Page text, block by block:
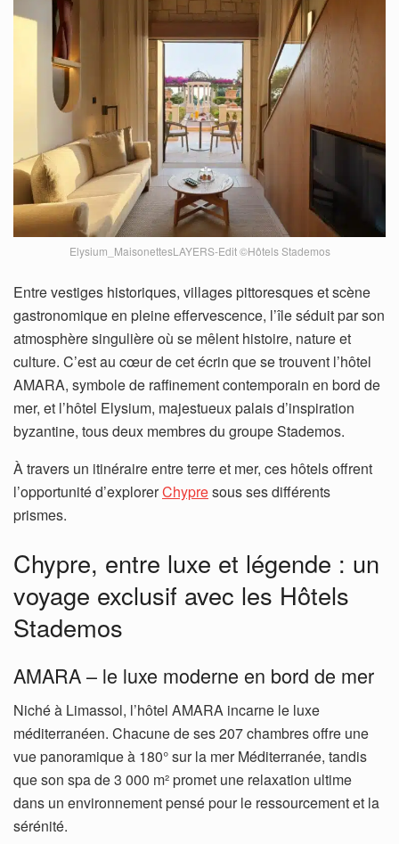
Elysium_MaisonettesLAYERS-Edit ©Hôtels Stademos
Entre vestiges historiques, villages pittoresques et scène
gastronomique en pleine effervescence, l’île séduit par son
atmosphère singulière où se mêlent histoire, nature et
culture. C’est au cœur de cet écrin que se trouvent l’hôtel
AMARA, symbole de raffinement contemporain en bord de
mer, et l’hôtel Elysium, majestueux palais d’inspiration
byzantine, tous deux membres du groupe Stademos.
À travers un itinéraire entre terre et mer, ces hôtels offrent
l’opportunité d’explorerChypresous ses différents
prismes.
Chypre, entre luxe et légende : un
voyage exclusif avec les Hôtels
Stademos
AMARA – le luxe moderne en bord de mer
Niché à Limassol, l’hôtel AMARA incarne le luxe
méditerranéen. Chacune de ses 207 chambres offre une
vue panoramique à 180° sur la mer Méditerranée, tandis
que son spa de 3 000 m² promet une relaxation ultime
dans un environnement pensé pour le ressourcement et la
sérénité.